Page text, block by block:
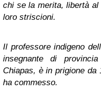
chi se la merita, libertà al
loro striscioni.
Il professore indigeno
insegnante di
Chiapas, è in prigione da
ha commesso.